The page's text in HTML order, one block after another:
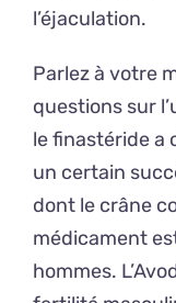
l’éjaculation.
Parlez à votre
questions sur
le finastéride a
un certain
dont le crâne
médicament
hommes.